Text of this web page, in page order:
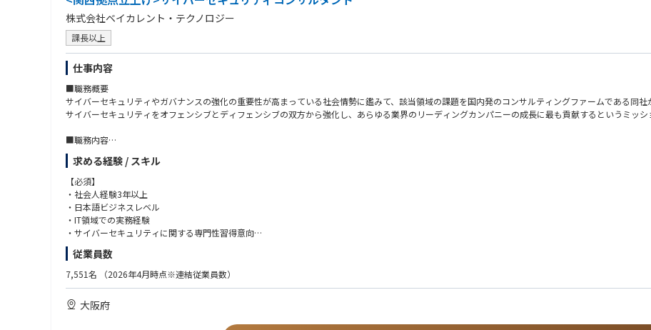
株式会社ベイカレント・テクノロジー
課長以上
仕事内容
■職務概要
サイバーセキュリティやガバナンスの強化の重要性が高まっている社会情勢に鑑みて、該当領域の課題を国内発のコンサルティングファームである同
サイバーセキュリティをオフェンシブとディフェンシブの双方から強化し、あらゆる業界のリーディングカンパニーの成長に最も貢献するというミッシ
■職務内容
クライアントが直面する、サイバーセキュリティに関するリスクの把握から戦略構築、実行支援までのご支援を一気通貫で行っていただきます。
■プロジェクト事例
リスク把握・評価：セキュリティ・リスクアセスメント、セキュリティリスクの可視化、脆弱性診断・ペネトレーションテスト・TLTP実施 等
セキュリティ戦略立案： セキュリティ高度化施策の企画、戦略実現ロードマップの策定 等
セキュリティ強化・運用・改善支援：セキュリティガバナンス強化、レッドチーム演習の実行、IR/CSIRT/SOC運用、ネットワーク・クラウド・OS・ミ
【現状の課題】
・攻撃の高度化・産業化：ランサムウェアやサプライチェーン攻撃、生成AIの悪用により攻撃は低コスト・高頻度化。単体製品では限界があり、侵入前
・クラウド前提で統制が不足：境界型防御だけでは不十分となり、ID/権限、ログ、設定不備を起点とするリスクが増大。技術とガバナンスの再設計が必
・人材不足と運用疲弊：アラート過多、ツール乱立、属人化でSOC運用が疲弊。プロセス・自動化・組織設計を含む運用モデル刷新が急務。
求める経験 / スキル
【必須】
・社会人経験3年以上
・日本語ビジネスレベル
・IT領域での実務経験
・サイバーセキュリティに関する専門性習得意向
【歓迎】
・EH/CISSP/OSCP/OSWE/CRTO/GPEN/CCSP/
・CISA/CISM/CRISC 等情報セキュリティやITリスクマネジメントに関する資格保有
・サイバーセキュリティ戦略・ポリシー策定やガバナンス体制整備の支援経験
・セキュリティ製品の導入・運用経験、CSIRT/SOC業務の経験
従業員数
7,551名 （2026年4月時点※連結従業員数）
大阪府